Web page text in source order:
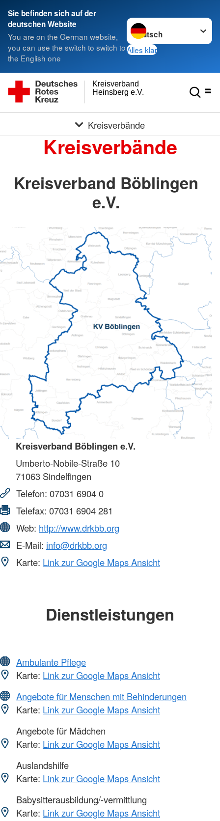
Sie befinden sich auf der
deutschen Website
You are on the German website,
you can use the switch to switch to
the English one
Sprache wechseln zu
Alles klar
Heinsberg e.V.
Kreisverband
Kreisverbände
Kreisverbände
Kreisverband Böblingen
e.V.
Kreisverband Böblingen e.V.
Umberto-Nobile-Straße 10
71063 Sindelfingen
Telefon: 07031 6904 0
Telefax: 07031 6904 281
Web: http://www.drkbb.org
E-Mail: info@drkbb.org
Karte: Link zur Google Maps Ansicht
Dienstleistungen
Ambulante Pflege
Karte: Link zur Google Maps Ansicht
Angebote für Menschen mit Behinderungen
Karte: Link zur Google Maps Ansicht
Angebote für Mädchen
Karte: Link zur Google Maps Ansicht
Auslandshilfe
Karte: Link zur Google Maps Ansicht
Babysitterausbildung/-vermittlung
Karte: Link zur Google Maps Ansicht